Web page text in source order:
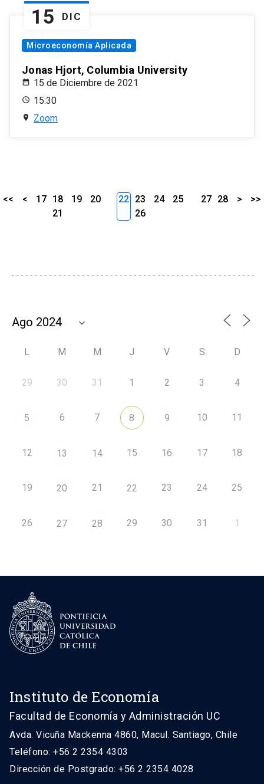
15 DIC
Microeconomía Aplicada
Jonas Hjort, Columbia University
15 de Diciembre de 2021
15:30
Zoom
<< < 17 18 19
20
21
22 23 24
25
26
27 28 > >>
L M M J V S D
29 30 31 1 2 3 4
5 6 7 8 9 10 11
12 13 14 15 16 17 18
19 20 21 22 23 24 25
26 27 28 29 30 31 1
Instituto de Economía
Facultad de Economía y Administración UC
Avda. Vicuña Mackenna 4860, Macul. Santiago, Chile
Teléfono: +56 2 2354 4303
Dirección de Postgrado: +56 2 2354 4028